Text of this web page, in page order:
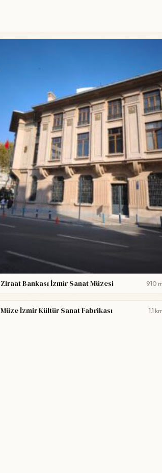
Ziraat Bankası İzmir Sanat Müzesi 910
Müze İzmir Kültür Sanat Fabrikası 1.1